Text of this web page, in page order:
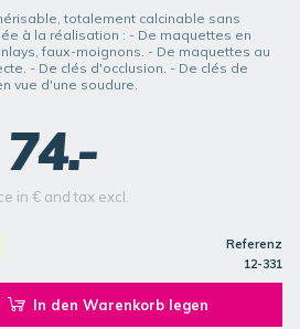
totalement calcinable sans
à la réalisation : - De maquettes en
faux-moignons. - De maquettes au
- De clés d'occlusion. - De clés de
vue d'une soudure.
74.-
in € and tax excl.
Referenz
12-331
In den Warenkorb legen